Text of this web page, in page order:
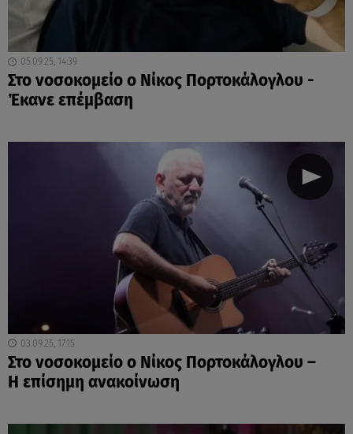
05.09.25, 14:39
Στο νοσοκομείο ο Νίκος Πορτοκάλογλου -
Έκανε επέμβαση
03.09.25, 17:15
Στο νοσοκομείο ο Νίκος Πορτοκάλογλου –
Η επίσημη ανακοίνωση